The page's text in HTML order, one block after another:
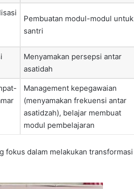
Pembuatan modul-modul untuk
santri
Menyamakan persepsi antar
asatidah
Management kepegawaian
(menyamakan frekuensi antar
asatidzah), belajar membuat
modul pembelajaran
fokus dalam melakukan transformasi